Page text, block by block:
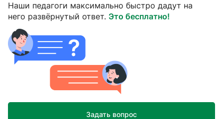
Наши педагоги максимально быстро дадут на
него развёрнутый ответ. Это бесплатно!
Задать вопрос